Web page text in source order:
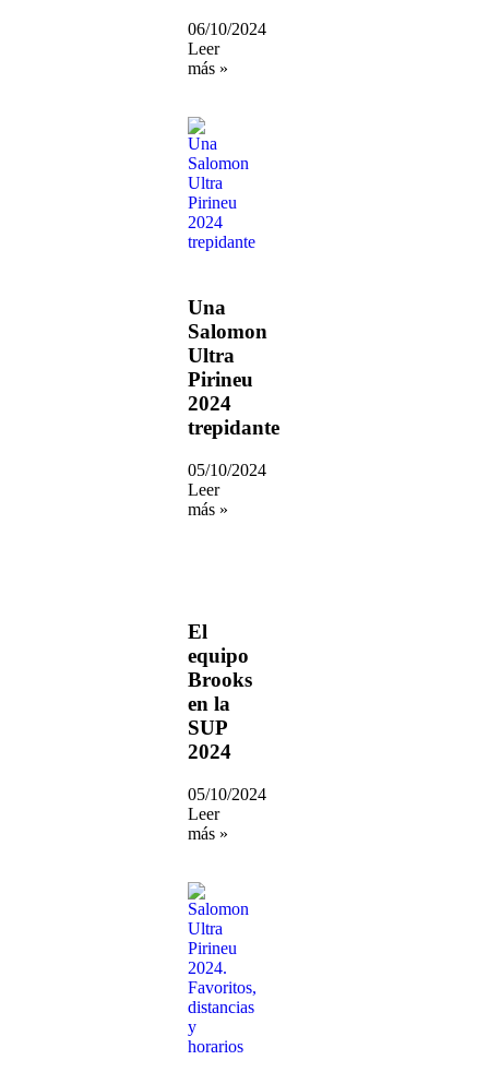
06/10/2024
Leer
más »
Una
Salomon
Ultra
Pirineu
2024
trepidante
05/10/2024
Leer
más »
El
equipo
Brooks
en la
SUP
2024
05/10/2024
Leer
más »